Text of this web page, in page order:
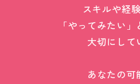
スキルや経
「やってみたい
大切にして
あなたの可